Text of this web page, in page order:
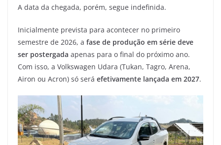
A data da chegada, porém, segue indefinida.
Inicialmente prevista para acontecer no primeiro
semestre de 2026, a fase de produção em série deve
ser postergada apenas para o final do próximo ano.
Com isso, a Volkswagen Udara (Tukan, Tagro, Arena,
Airon ou Acron) só será efetivamente lançada em 2027.